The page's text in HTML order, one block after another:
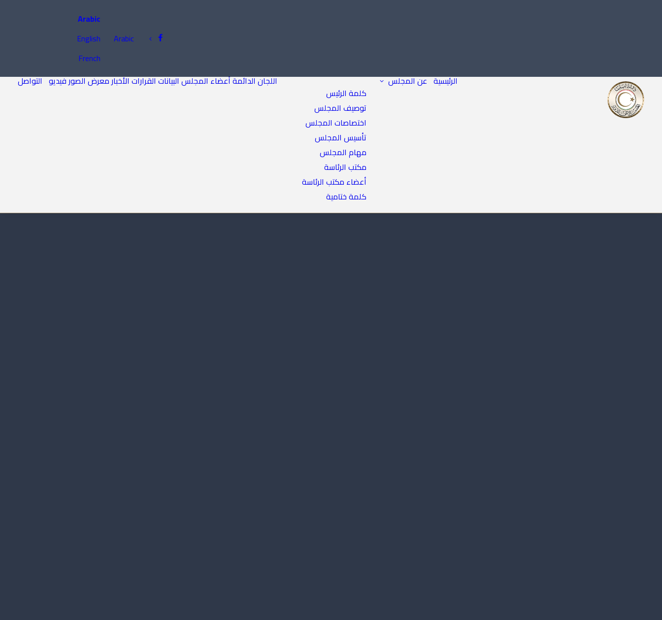
Arabic
Arabic
English
French
الرئيسية عن المجلس
كلمة الرئيس
توصيف المجلس
اختصاصات المجلس
تأسيس المجلس
مهام المجلس
مكتب الرئاسة
أعضاء مكتب الرئاسة
كلمة ختامية
اللجان الدائمةأعضاء المجلسالبياناتالقراراتالأخبارمعرض الصورفيديو التواصل